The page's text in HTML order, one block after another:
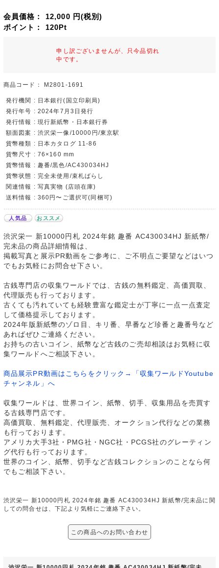
会員価格： 12,000 円(税別)
ポイント： 120Pt
申し訳ございませんが、只今品切れ
中です。
商品コード： M2801-1691
発行機関 : 日本銀行(国立印刷局)
発行年号 : 2024年7月3日発行
発行情報 : 現行新紙幣・日本銀行券
額面図案 : 渋沢栄一像/10000円/東京駅
貨幣種類 : 日本カタログ 11-86
貨幣尺寸 : 76×160 mm
貨幣情報 : 趣番/黒色/AC430034HJ
貨幣状態 : 完全未使用/束札ばらし
関連情報 : 写真実物 (店頭在庫)
送料情報 : 360円〜ご選択可(同梱可)
人気品 おススメ
渋沢栄一 新10000円札 2024年銘 趣番 AC430034HJ 新紙幣/
完未品の商品詳細情報は、
掲載写真と展示PR動画をご参考に、ご不明点ご要望などはいつ
でもお気軽にお問合せ下さい。
古銭専門店の収集ワールドでは、古銭の無料鑑定、高価買取、
代理販売も行っております。
古くても汚れていても経験豊富な鑑定士が丁寧に一点一点査定
して価格提示しております。
2024年版新紙幣のゾロ目、キリ番、早番など珍番と趣番号など
あればぜひご連絡ください。
お持ちの古いコイン、紙幣など古銭のご売却相談はお気軽に収
集ワールドへご相談下さい。
商品展示PR動画はこちらをクリック→「収集ワールドYoutube
チャンネル」へ
収集ワールドは、世界コイン、紙幣、切手、収集用品を売買す
る古銭専門店です。
高価買取、無料鑑定、代理販売、オークション代行などの業務
も行っております。
アメリカ大手3社・PMG社・NGC社・PCGS社のグレーティン
グ代行も行っております。
世界のコイン、紙幣、切手など古銭コレクションのことなら何
でもご相談下さい。
渋沢栄一 新10000円札 2024年銘 趣番 AC430034HJ 新紙幣/完未品に関
しての問合せは、下記より気軽にご連絡下さい。
この商品へのお問い合わせ